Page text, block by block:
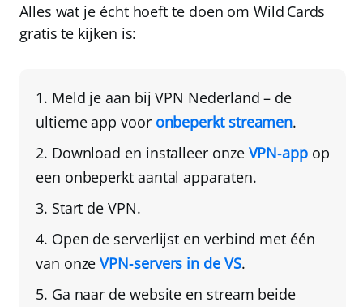
Alles wat je écht hoeft te doen om Wild Cards
gratis te kijken is:
Meld je aan bij VPN Nederland – de
ultieme app voor onbeperkt streamen.
Download en installeer onze VPN‑appop
een onbeperkt aantal apparaten.
Start de VPN.
Open de serverlijst en verbind met één
van onzeVPN‑servers in de VS.
Ga naar de website en stream beide